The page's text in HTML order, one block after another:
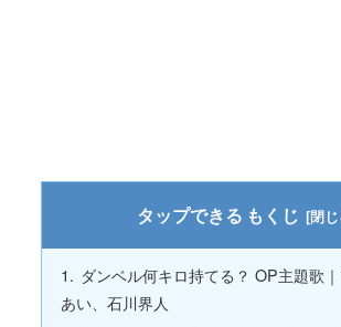
もくじ
ダンベル何キロ持てる？ OP主題歌
あい、石川界人